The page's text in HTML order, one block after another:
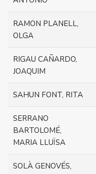
RAMON PLANELL,
OLGA
RIGAU CAÑARDO,
JOAQUIM
SAHUN FONT, RITA
SERRANO
BARTOLOMÉ,
MARIA LLUÏSA
SOLÀ GENOVÉS,